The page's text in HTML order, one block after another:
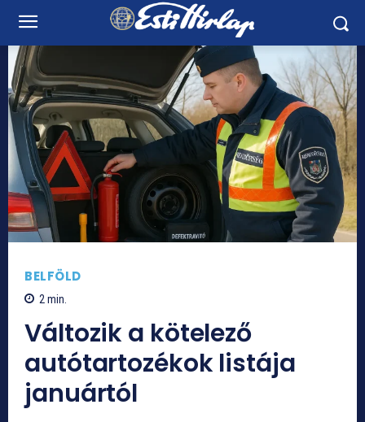
BELFÖLD
2min.
Változik a kötelező
autótartozékok listája
januártól